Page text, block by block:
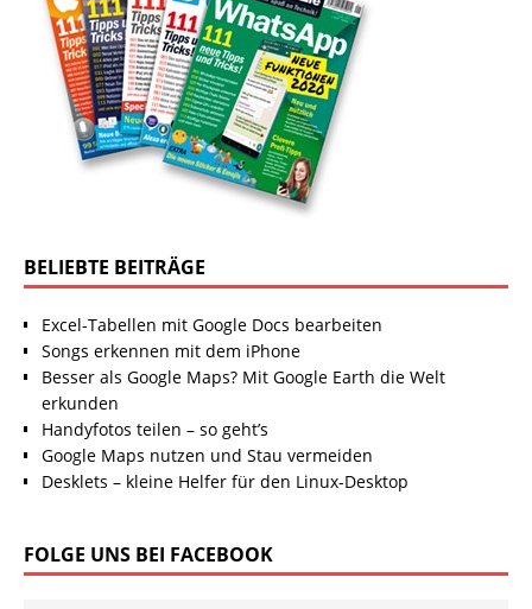
BELIEBTE BEITRÄGE
Excel-Tabellen mit Google Docs bearbeiten
Songs erkennen mit dem iPhone
Besser als Google Maps? Mit Google Earth die Welt
erkunden
Handyfotos teilen – so geht’s
Google Maps nutzen und Stau vermeiden
Desklets – kleine Helfer für den Linux-Desktop
FOLGE UNS BEI FACEBOOK